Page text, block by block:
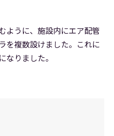
ように、施設内にエア配管
を複数設けました。これに
なりました。